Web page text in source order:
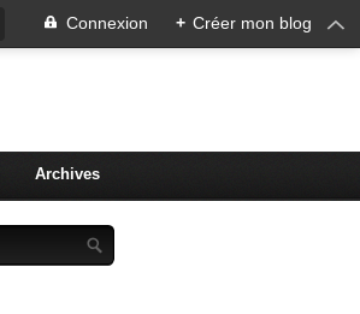
Connexion + Créer mon blog
Archives